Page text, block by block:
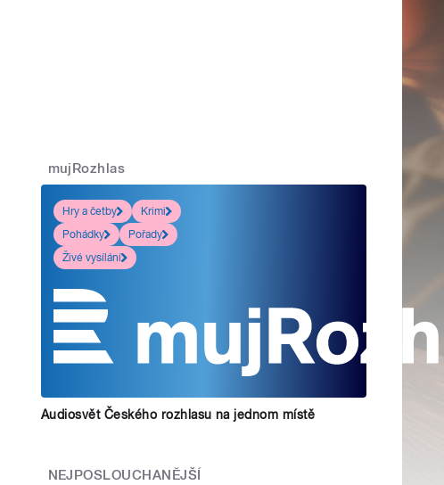
mujRozhlas
Hry a četby
Krimi
Pohádky
Pořady
Živé vysílání
Audiosvět Českého rozhlasu na jednom místě
NEJPOSLOUCHANĚJŠÍ